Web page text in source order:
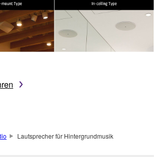
Lautsprecher für Hintergrundmusik